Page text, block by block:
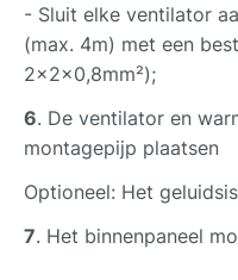
- Sluit elke ventilator
(max. 4m) met een
2x2x0,8mm²);
6. De ventilator en
montagepijp plaatsen
Optioneel: Het
7. Het binnenpaneel